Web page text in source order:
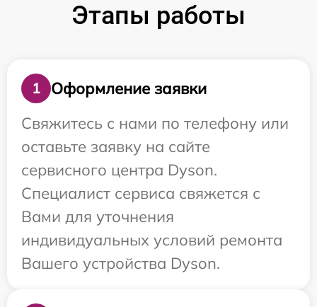
Этапы работы
1
Оформление заявки
Свяжитесь с нами по телефону или
оставьте заявку на сайте
сервисного центра Dyson.
Специалист сервиса свяжется с
Вами для уточнения
индивидуальных условий ремонта
Вашего устройства Dyson.